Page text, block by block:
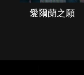
愛爾蘭之願